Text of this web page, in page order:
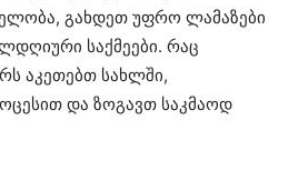
გახდეთ უფრო ლამაზები
საქმეები. რაც
აკეთებთ სახლში,
და ზოგავთ საკმაოდ